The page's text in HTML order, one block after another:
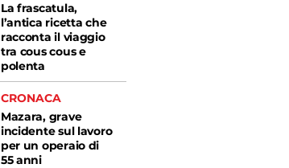
La frascatula,
l’antica ricetta che
racconta il viaggio
tra cous cous e
polenta
CRONACA
Mazara, grave
incidente sul lavoro
per un operaio di
55 anni